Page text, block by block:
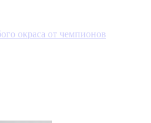
окраса от чемпионов